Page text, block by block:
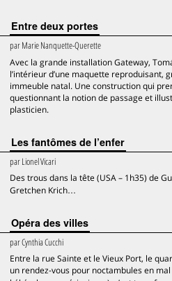
Entre deux portes
parMarie Nanquette-Querette
Avec la grande installation Gateway,
l’intérieur d’une maquette reproduisant,
immeuble natal. Une construction qui
questionnant la notion de passage et
plasticien.
Les fantômes de l’enfer
parLionel Vicari
Des trous dans la tête (USA – 1h35) de
Gretchen Krich…
Opéra des villes
parCynthia Cucchi
Entre la rue Sainte et le Vieux Port, le
un rendez-vous pour noctambules en